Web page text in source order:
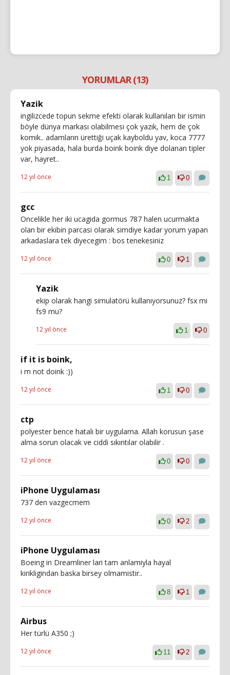
YORUMLAR (13)
Yazik
ingilizcede topun sekme efekti olarak kullanılan bir ismin
böyle dünya markası olabilmesi çok yazık, hem de çok
komik.. adamların ürettiği uçak kayboldu yav, koca 7777
yok piyasada, hala burda boink boink diye dolanan tipler
var, hayret..
12 yıl önce 1 0
gcc
Oncelikle her iki ucagida gormus 787 halen ucurmakta
olan bir ekibin parcasi olarak simdiye kadar yorum yapan
arkadaslara tek diyecegim : bos tenekesiniz
12 yıl önce 0 1
Yazik
ekip olarak hangi simulatörü kullanıyorsunuz? fsx mi
fs9 mu?
12 yıl önce 1 0
if it is boink,
i m not doink :))
12 yıl önce 1 0
ctp
polyester bence hatalı bir uygulama. Allah korusun şase
alma sorun olacak ve ciddi sıkıntılar olabilir .
12 yıl önce 0 0
iPhone Uygulaması
737 den vazgecmem
12 yıl önce 0 2
iPhone Uygulaması
Boeing in Dreamliner lari tam anlamiyla hayal
kirikligindan baska birsey olmamistir..
12 yıl önce 8 1
Airbus
Her türlü A350 ;)
12 yıl önce 11 2